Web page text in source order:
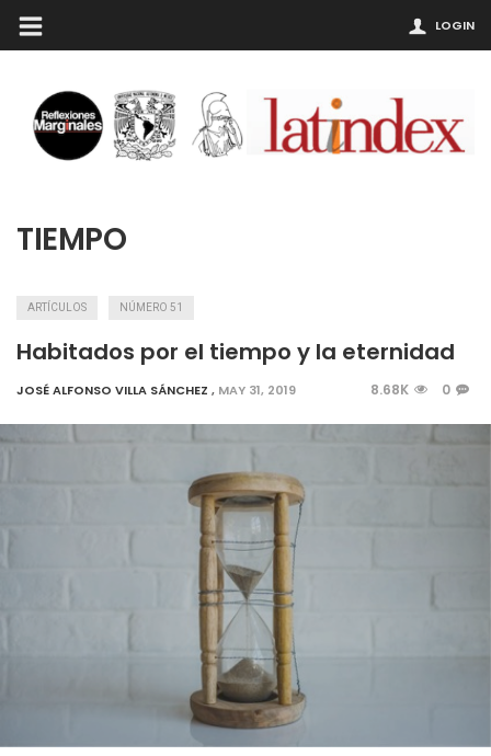
LOGIN
TIEMPO
ARTÍCULOS NÚMERO 51
Habitados por el tiempo y la eternidad
JOSÉ ALFONSO VILLA SÁNCHEZ , MAY 31, 2019 8.68K 0